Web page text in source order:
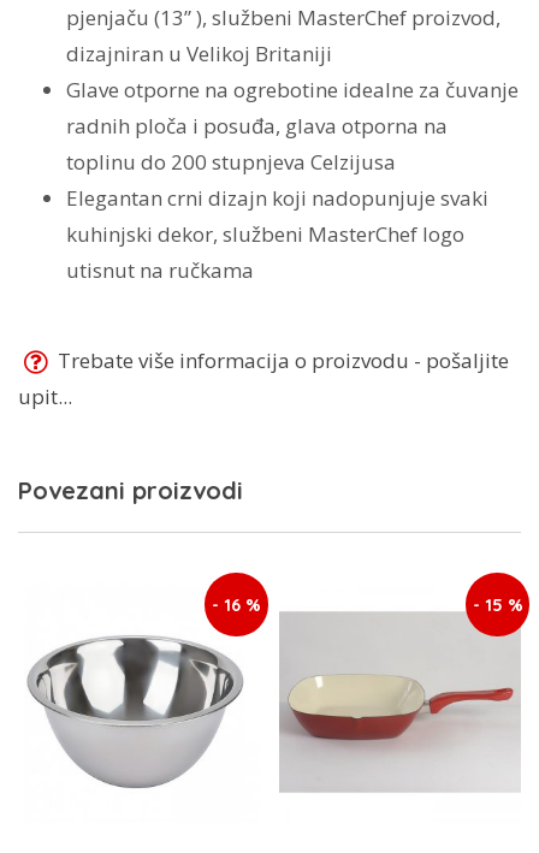
pjenjaču (13” ), službeni MasterChef proizvod,
dizajniran u Velikoj Britaniji
Glave otporne na ogrebotine idealne za čuvanje
radnih ploča i posuđa, glava otporna na
toplinu do 200 stupnjeva Celzijusa
Elegantan crni dizajn koji nadopunjuje svaki
kuhinjski dekor, službeni MasterChef logo
utisnut na ručkama
Trebate više informacija o proizvodu - pošaljite
upit...
Povezani proizvodi
- 16 % - 15 %